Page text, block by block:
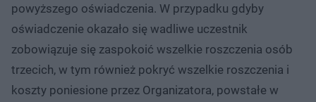
powyższego oświadczenia. W przypadku gdyby
oświadczenie okazało się wadliwe uczestnik
zobowiązuje się zaspokoić wszelkie roszczenia osób
trzecich, w tym również pokryć wszelkie roszczenia i
koszty poniesione przez Organizatora, powstałe w